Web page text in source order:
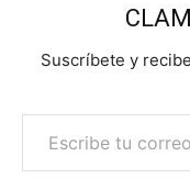
Suscríbete y
Escribe tu correo electrónico…